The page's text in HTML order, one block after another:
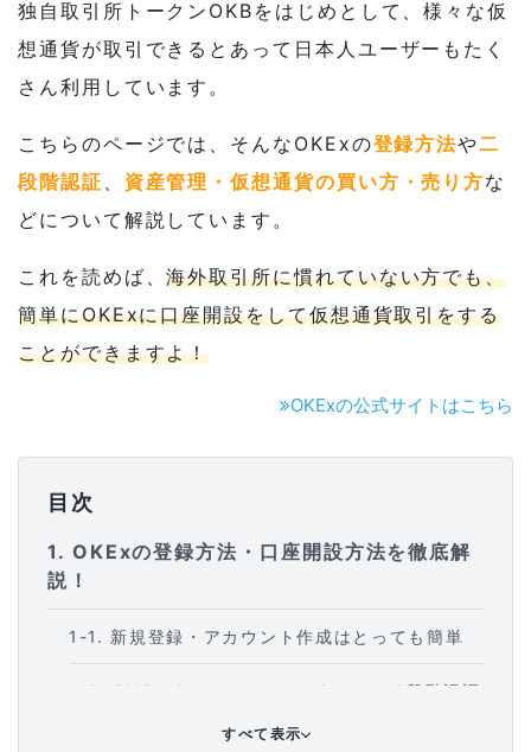
独自取引所トークンOKBをはじめとして、様々な仮
想通貨が取引できるとあって日本人ユーザーもたく
さん利用しています。
こちらのページでは、そんなOKExの登録方法や二
段階認証
資産管理・仮想通貨の買い方・売り方な
どについて解説しています。
これを読めば、海外取引所に慣れていない方でも、
簡単にOKExに口座開設をして仮想通貨取引をする
ことができますよ！
OKExの公式サイトはこちら
目次
1
OKExの登録方法・口座開設方法を徹底解
説！
1-1 新規登録・アカウント作成はとっても簡単
1-2
SMSとGoogle Authenticatorの2段階認証
すべて表示